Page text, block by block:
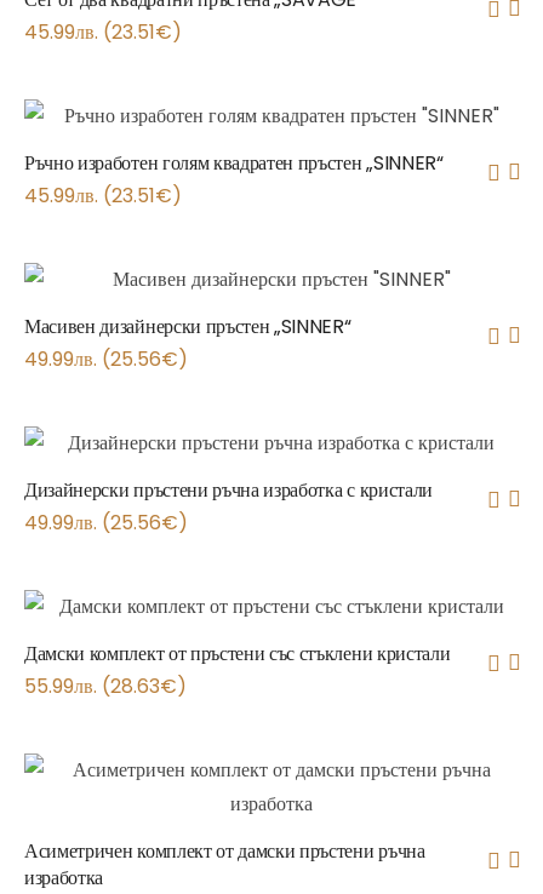
45.99лв. (23.51€)
Ръчно изработен голям квадратен пръстен „SINNER“
45.99лв. (23.51€)
Масивен дизайнерски пръстен „SINNER“
49.99лв. (25.56€)
Дизайнерски пръстени ръчна изработка с кристали
49.99лв. (25.56€)
Дамски комплект от пръстени със стъклени кристали
55.99лв. (28.63€)
Асиметричен комплект от дамски пръстени ръчна
изработка